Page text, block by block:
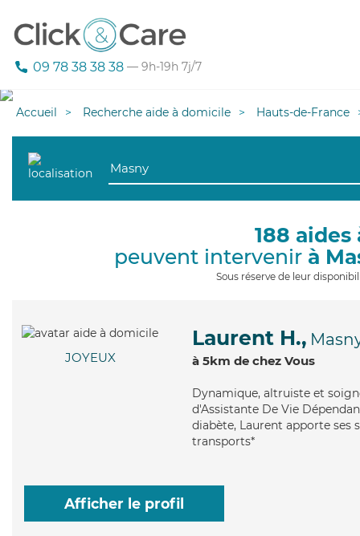
09 78 38 38 38 — 9h-19h 7j/7
Accueil Recherche aide à domicile Hauts-de-France
188
peuvent intervenir à
Sous réserve de leur
JOYEUX
Laurent H.,
à 5km de chez Vous
Dynamique, altruiste et
d'Assistante De Vie
diabète, Laurent apporte ses
transports*
Afficher le profil